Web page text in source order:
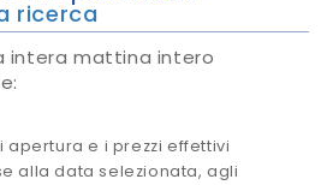
ricerca
intera mattina intero
apertura e i prezzi effettivi
alla data selezionata, agli